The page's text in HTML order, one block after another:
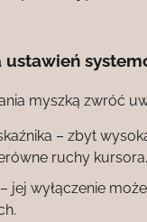
ustawień
myszką zwróć
– zbyt
ruchy kursora.
jej wyłączenie